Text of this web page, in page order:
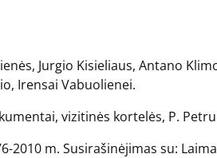
Jurgio Kisieliaus, Antano
Irensai Vabuolienei.
vizitinės kortelės, P.
2010 m. Susirašinėjimas su: